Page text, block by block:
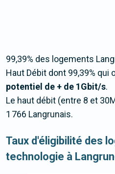
99,39% des logements
Haut Débit dont 99,39% qui
potentiel de + de 1Gbit/s.
Le haut débit (entre 8 et
1 766 Langrunais.
Taux d'éligibilité des
technologie à